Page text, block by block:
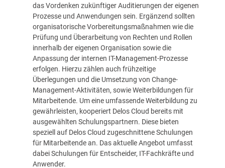
das Vordenken zukünftiger Auditierungen der eigenen
Prozesse und Anwendungen sein. Ergänzend sollten
organisatorische Vorbereitungsmaßnahmen wie die
Prüfung und Überarbeitung von Rechten und Rollen
innerhalb der eigenen Organisation sowie die
Anpassung der internen IT-Management-Prozesse
erfolgen. Hierzu zählen auch frühzeitige
Überlegungen und die Umsetzung von Change-
Management-Aktivitäten, sowie Weiterbildungen für
Mitarbeitende. Um eine umfassende Weiterbildung zu
gewährleisten, kooperiert Delos Cloud bereits mit
ausgewählten Schulungspartnern. Diese bieten
speziell auf Delos Cloud zugeschnittene Schulungen
für Mitarbeitende an. Das aktuelle Angebot umfasst
dabei Schulungen für Entscheider, IT-Fachkräfte und
Anwender.